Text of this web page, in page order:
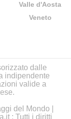
Valle d'Aosta
Veneto
dalle
indipendente
valide a
del Mondo
: Tutti i diritti